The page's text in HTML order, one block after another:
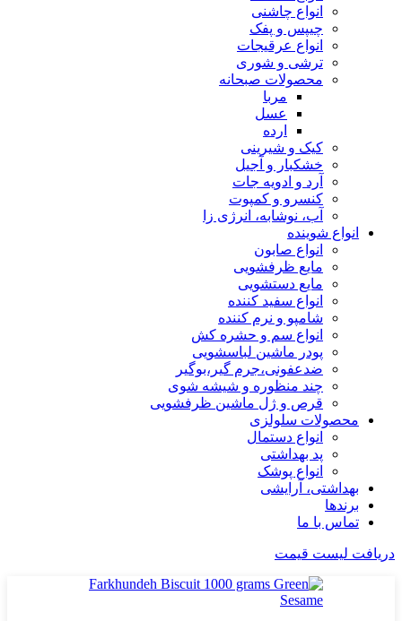
انواع چاشنی
چیپس و پفک
انواع عرقیجات
ترشی و شوری
محصولات صبحانه
مربا
عسل
ارده
کیک و شیرینی
خشکبار و آجیل
آرد و ادویه جات
کنسرو و کمپوت
آب، نوشابه، انرژی زا
انواع شوینده
انواع صابون
مایع ظرفشویی
مایع دستشویی
انواع سفید کننده
شامپو و نرم کننده
انواع سم و حشره کش
پودر ماشین لباسشویی
ضدعفونی،جرم گیر،بوگیر
چند منظوره و شیشه شوی
قرص و ژل ماشین ظرفشویی
محصولات سلولزی
انواع دستمال
پد بهداشتی
انواع پوشک
بهداشتی، آرایشی
برندها
تماس با ما
دریافت لیست قیمت